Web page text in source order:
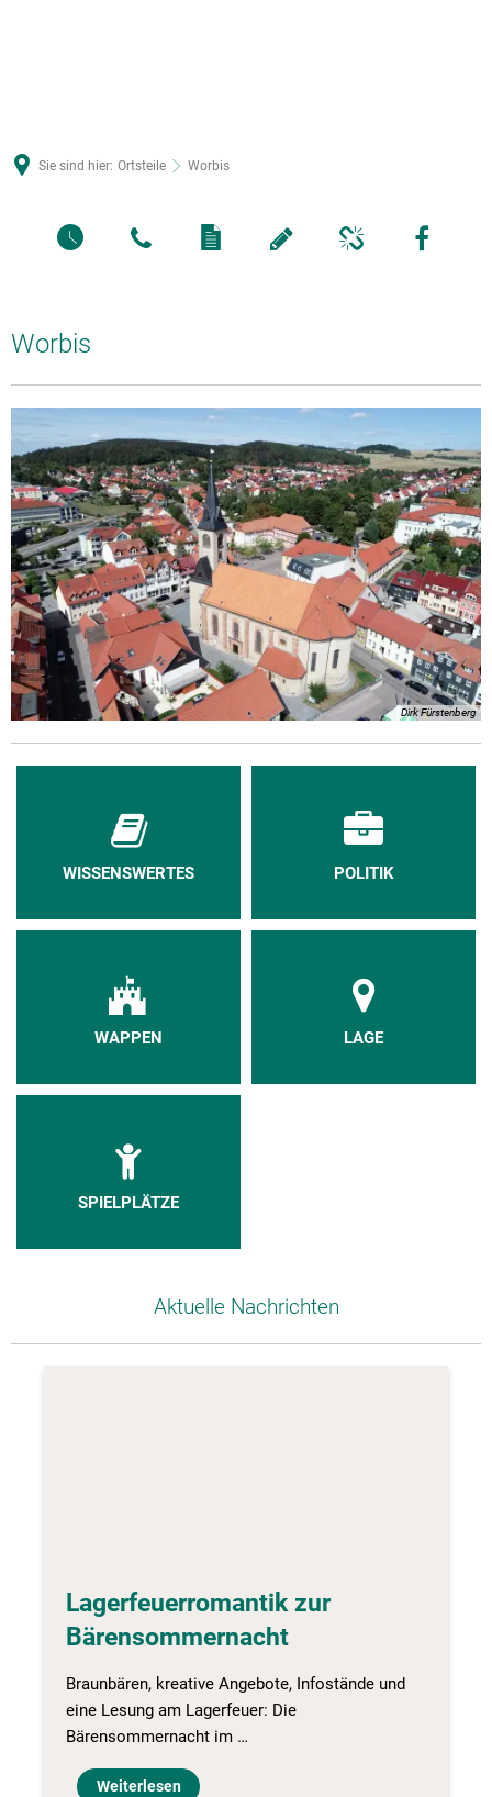
Sie sind hier: Ortsteile Worbis
Worbis
Dirk Fürstenberg
WISSENSWERTES POLITIK
WAPPEN LAGE
SPIELPLÄTZE
Aktuelle Nachrichten
Lagerfeuerromantik zur
Bärensommernacht
Braunbären, kreative Angebote, Infostände und
eine Lesung am Lagerfeuer: Die
Bärensommernacht im …
Weiterlesen